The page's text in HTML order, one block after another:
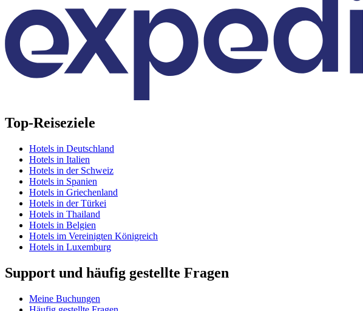
Top-Reiseziele
Hotels in Deutschland
Hotels in Italien
Hotels in der Schweiz
Hotels in Spanien
Hotels in Griechenland
Hotels in der Türkei
Hotels in Thailand
Hotels in Belgien
Hotels im Vereinigten Königreich
Hotels in Luxemburg
Support und häufig gestellte Fragen
Meine Buchungen